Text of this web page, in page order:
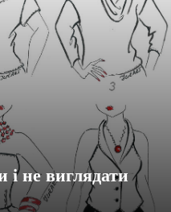
і не виглядати